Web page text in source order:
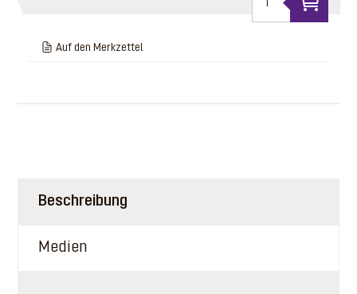
Auf den Merkzettel
Beschreibung
Medien